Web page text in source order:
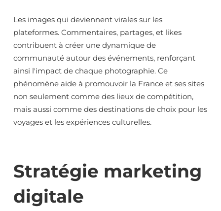
Les images qui deviennent virales sur les
plateformes. Commentaires, partages, et likes
contribuent à créer une dynamique de
communauté autour des événements, renforçant
ainsi l'impact de chaque photographie. Ce
phénomène aide à promouvoir la France et ses sites
non seulement comme des lieux de compétition,
mais aussi comme des destinations de choix pour les
voyages et les expériences culturelles.
Stratégie marketing
digitale